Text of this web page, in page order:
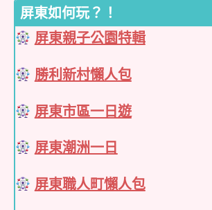
屏東如何玩？！
屏東親子公園特輯
勝利新村懶人包
屏東市區一日遊
屏東潮洲一日
屏東職人町懶人包